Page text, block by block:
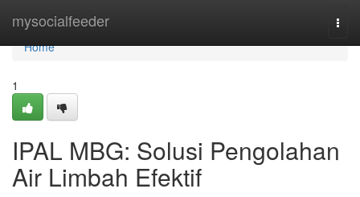
mysocialfeeder
Home
Home
1
IPAL MBG: Solusi Pengolahan
Air Limbah Efektif